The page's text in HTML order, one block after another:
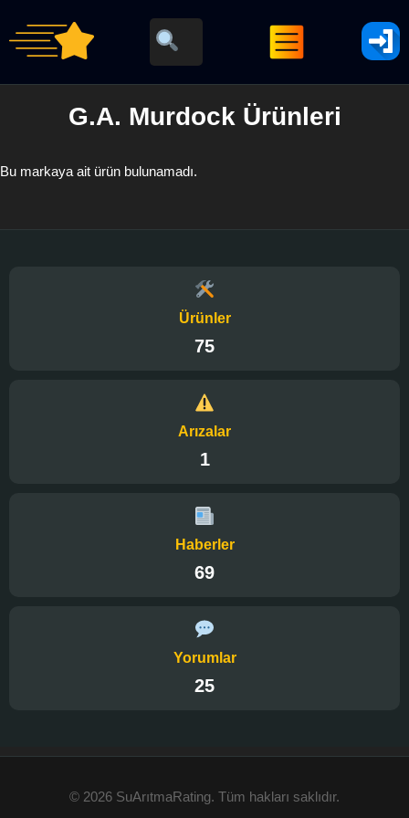
G.A. Murdock Ürünleri
Bu markaya ait ürün bulunamadı.
Ürünler
75
Arızalar
1
Haberler
69
Yorumlar
25
© 2026 SuArıtmaRating. Tüm hakları saklıdır.